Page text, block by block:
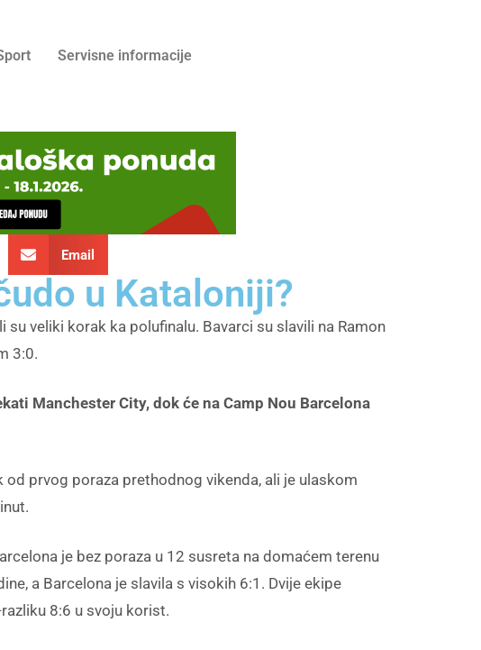
Servisne informacije
Email
u Kataloniji?
veliki korak ka polufinalu. Bavarci su slavili na Ramon
3:0.
Manchester City, dok će na Camp Nou Barcelona
od prvog poraza prethodnog vikenda, ali je ulaskom
je bez poraza u 12 susreta na domaćem terenu
a Barcelona je slavila s visokih 6:1. Dvije ekipe
8:6 u svoju korist.